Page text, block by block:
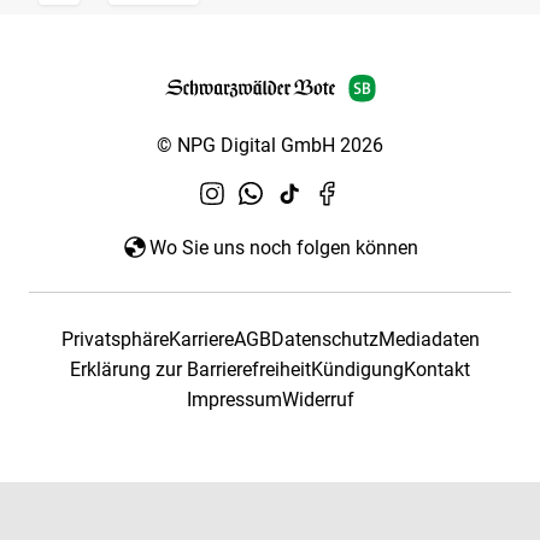
© NPG Digital GmbH 2026
Wo Sie uns noch folgen können
PrivatsphäreKarriereAGBDatenschutzMediadaten
Erklärung zur BarrierefreiheitKündigungKontakt
ImpressumWiderruf